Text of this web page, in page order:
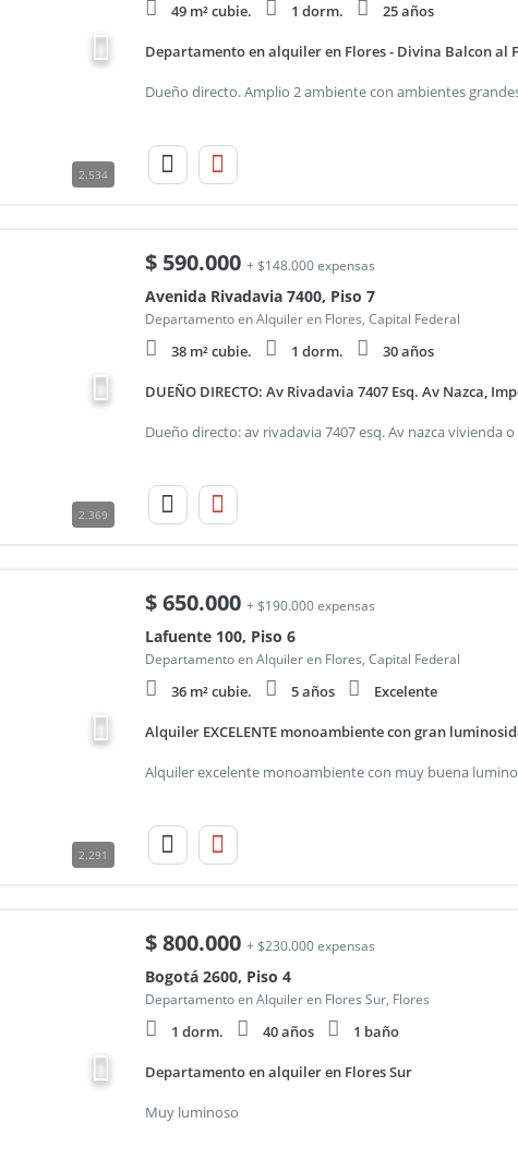
2.534
49 m² cubie. 1 dorm. 25 años
Departamento en alquiler en Flores - Divina Balcon al
2.369
$590.000 + $148.000 expensas
Avenida Rivadavia 7400, Piso 7
Departamento en Alquiler en Flores, Capital Federal
38 m² cubie. 1 dorm. 30 años
DUEÑO DIRECTO: Av Rivadavia 7407 Esq. Av Nazca,
2.291
$650.000 + $190.000 expensas
Lafuente 100, Piso 6
Departamento en Alquiler en Flores, Capital Federal
36 m² cubie. 5 años Excelente
Alquiler EXCELENTE monoambiente con gran
$800.000 + $230.000 expensas
Bogotá 2600, Piso 4
Departamento en Alquiler en Flores Sur, Flores
1 dorm. 40 años 1 baño
Departamento en alquiler en Flores Sur
Muy luminoso